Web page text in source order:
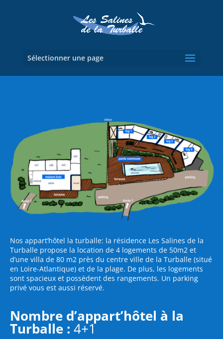
Sélectionner une page
Nos appart’hôtel la turballe: la résidence Les Salines de la
Turballe propose la location de 4 logements de 50m2 et
d’une villa de 80 m2 près du centre ville de la Turballe (situé
en Loire-Atlantique) et de la plage. De plus, les logements
sont spacieux et possèdent des rangements. Un parking
privé vous est aussi réservé.
Nombre d’appart’hôtel à la
Turballe : 4+1